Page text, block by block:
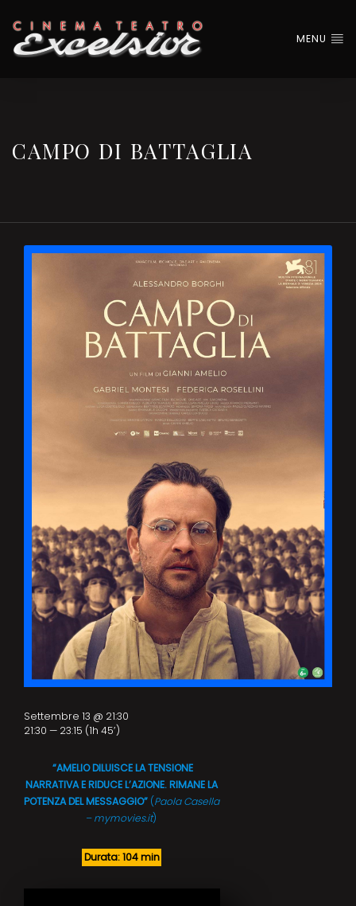
MENU
CAMPO DI BATTAGLIA
“AMELIO DILUISCE LA TENSIONE
NARRATIVA E RIDUCE L’AZIONE. RIMANE LA
POTENZA DEL MESSAGGIO” (Paola Casella
– mymovies.it)
Durata: 104 min
Settembre 13 @ 21:30
21:30 — 23:15 (1h 45′)